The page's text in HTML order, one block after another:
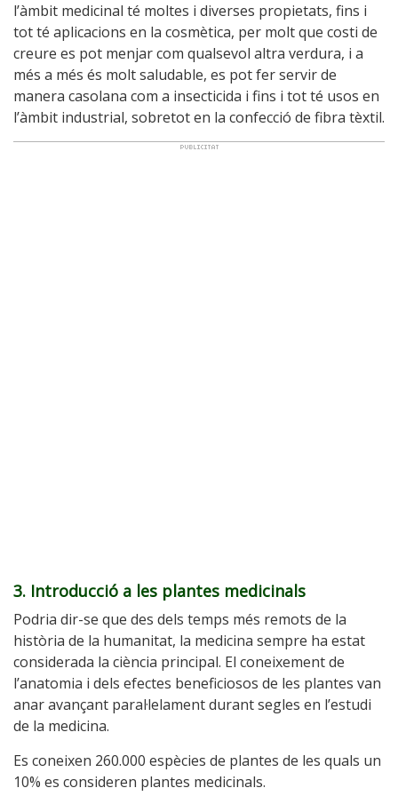
l’àmbit medicinal té moltes i diverses propietats, fins i
tot té aplicacions en la cosmètica, per molt que costi de
creure es pot menjar com qualsevol altra verdura, i a
més a més és molt saludable, es pot fer servir de
manera casolana com a insecticida i fins i tot té usos en
l’àmbit industrial, sobretot en la confecció de fibra tèxtil.
3. Introducció a les plantes medicinals
Podria dir-se que des dels temps més remots de la
història de la humanitat, la medicina sempre ha estat
considerada la ciència principal. El coneixement de
l’anatomia i dels efectes beneficiosos de les plantes van
anar avançant paral·lelament durant segles en l’estudi
de la medicina.
Es coneixen 260.000 espècies de plantes de les quals un
10% es consideren plantes medicinals.